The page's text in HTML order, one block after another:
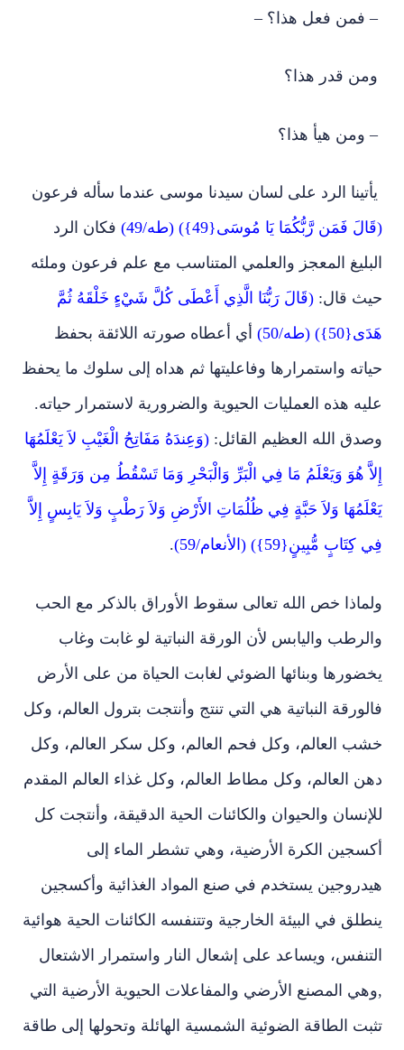
– فمن فعل هذا؟ –
ومن قدر هذا؟
– ومن هيأ هذا؟
يأتينا الرد على لسان سيدنا موسى عندما سأله فرعون
(قَالَ فَمَن رَّبُّكُمَا يَا مُوسَى{49}) (طه/49)
فكان الرد
البليغ المعجز والعلمي المتناسب مع علم فرعون وملئه
حيث قال: (قَالَ رَبُّنَا الَّذِي أَعْطَى كُلَّ شَيْءٍ خَلْقَهُ ثُمَّ
هَدَى{50}) (طه/50)
أي أعطاه صورته اللائقة بحفظ
حياته واستمرارها وفاعليتها ثم هداه إلى سلوك ما يحفظ
عليه هذه العمليات الحيوية والضرورية لاستمرار حياته.
وصدق الله العظيم القائل: (وَعِندَهُ مَفَاتِحُ الْغَيْبِ لاَ يَعْلَمُهَا
إِلاَّ هُوَ وَيَعْلَمُ مَا فِي الْبَرِّ وَالْبَحْرِ وَمَا تَسْقُطُ مِن وَرَقَةٍ إِلاَّ
يَعْلَمُهَا وَلاَ حَبَّةٍ فِي ظُلُمَاتِ الأَرْضِ وَلاَ رَطْبٍ وَلاَ يَابِسٍ إِلاَّ
فِي كِتَابٍ مُّبِينٍ{59}) (الأنعام/59)
.
ولماذا خص الله تعالى سقوط الأوراق بالذكر مع الحب
والرطب واليابس لأن الورقة النباتية لو غابت وغاب
يخضورها وبنائها الضوئي لغابت الحياة من على الأرض
فالورقة النباتية هي التي تنتج وأنتجت بترول العالم، وكل
خشب العالم، وكل فحم العالم، وكل سكر العالم، وكل
دهن العالم، وكل مطاط العالم، وكل غذاء العالم المقدم
للإنسان والحيوان والكائنات الحية الدقيقة، وأنتجت كل
أكسجين الكرة الأرضية، وهي تشطر الماء إلى
هيدروجين يستخدم في صنع المواد الغذائية وأكسجين
ينطلق في البيئة الخارجية وتتنفسه الكائنات الحية هوائية
التنفس، ويساعد على إشعال النار واستمرار الاشتعال
,وهي المصنع الأرضي والمفاعلات الحيوية الأرضية التي
تثبت الطاقة الضوئية الشمسية الهائلة وتحولها إلى طاقة